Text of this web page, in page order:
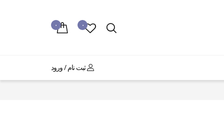
۰ ۰
ثبت نام / ورود